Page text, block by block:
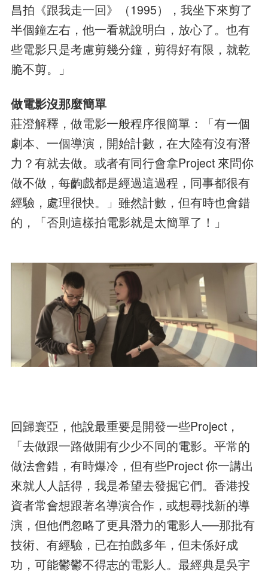
昌拍《跟我走一回》（1995），我坐下來剪了
半個鐘左右，他一看就說明白，放心了。也有
些電影只是考慮剪幾分鐘，剪得好有限，就乾
脆不剪。」
做電影沒那麼簡單
莊澄解釋，做電影一般程序很簡單：「有一個
劇本、一個導演，開始計數，在大陸有沒有潛
力？有就去做。或者有同行會拿Project 來問你
做不做，每齣戲都是經過這過程，同事都很有
經驗，處理很快。」雖然計數，但有時也會錯
的，「否則這樣拍電影就是太簡單了！」
回歸寰亞，他說最重要是開發一些Project，
「去做跟一路做開有少少不同的電影。平常的
做法會錯，有時爆冷，但有些Project 你一講出
來就人人話得，我是希望去發掘它們。香港投
資者常會想跟著名導演合作，或想尋找新的導
演，但他們忽略了更具潛力的電影人──那批有
技術、有經驗，已在拍戲多年，但未係好成
功，可能鬱鬱不得志的電影人。最經典是吳宇